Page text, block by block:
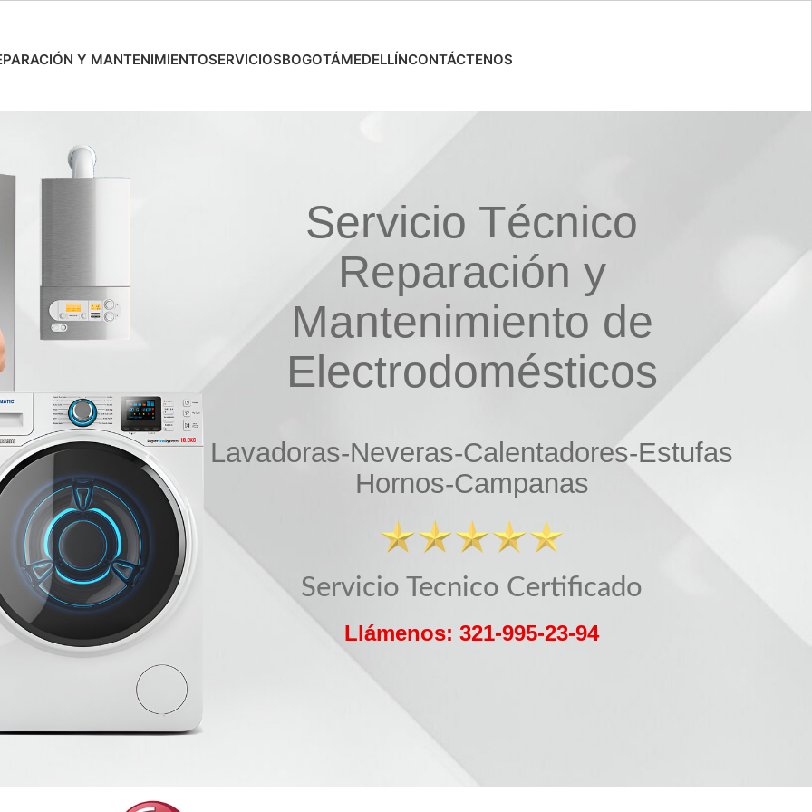
Y MANTENIMIENTOSERVICIOSBOGOTÁMEDELLÍNCONTÁCTENOS
Servicio Técnico
Reparación y
Mantenimiento de
Electrodomésticos
Lavadoras-Neveras-Calentadores-Estufas
Hornos-Campanas
Servicio Tecnico Certificado
Llámenos: 321-995-23-94